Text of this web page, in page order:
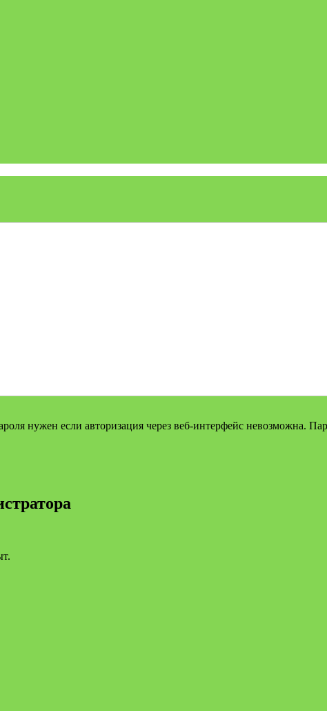
нужен если авторизация через веб-интерфейс невозможна.